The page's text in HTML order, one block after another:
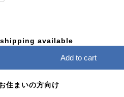
available
Add to cart
住まいの方向け